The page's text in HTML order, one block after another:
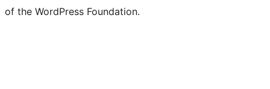
of the WordPress Foundation.